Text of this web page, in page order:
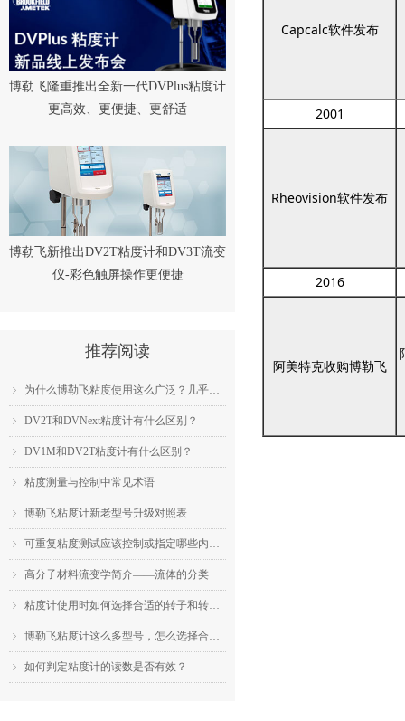
Capcalc软件发布
2001
Rheovision软件发布
2016
阿美特克收购博勒飞
ꁇ 为什么博勒飞粘度使用这么广泛？几乎成为了行业标准？
ꁇ DV2T和DVNext粘度计有什么区别？
ꁇ DV1M和DV2T粘度计有什么区别？
ꁇ 粘度测量与控制中常见术语
ꁇ 博勒飞粘度计新老型号升级对照表
ꁇ 可重复粘度测试应该控制或指定哪些内容？
ꁇ 高分子材料流变学简介——流体的分类
ꁇ 粘度计使用时如何选择合适的转子和转速？
ꁇ 博勒飞粘度计这么多型号，怎么选择合适的机型？
ꁇ 如何判定粘度计的读数是否有效？
推荐阅读
博勒飞隆重推出全新一代DVPlus粘度计
更高效、更便捷、更舒适
博勒飞新推出DV2T粘度计和DV3T流变
仪-彩色触屏操作更便捷